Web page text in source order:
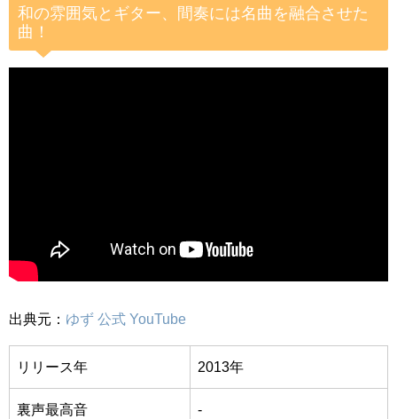
和の雰囲気とギター、間奏には名曲を融合させた
曲！
出典元： ゆず 公式 YouTube
リリース年 2013年
裏声最高音 -